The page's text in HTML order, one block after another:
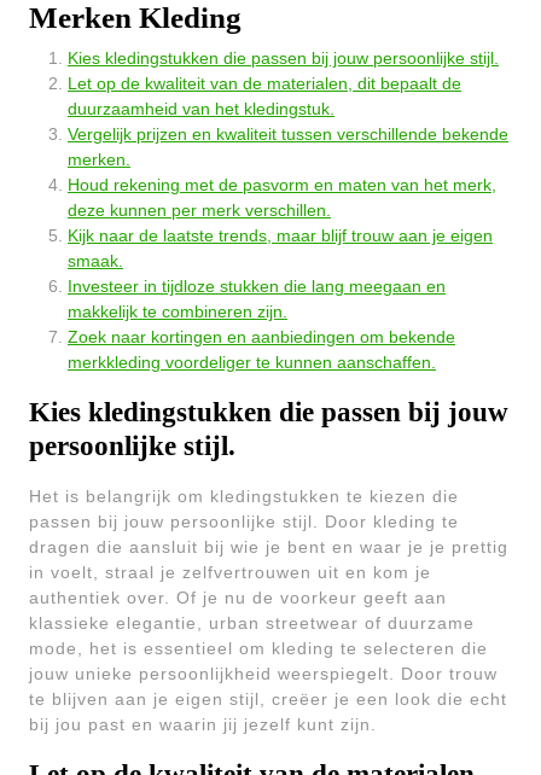
Merken Kleding
Kies kledingstukken die passen bij jouw persoonlijke stijl.
Let op de kwaliteit van de materialen, dit bepaalt de
duurzaamheid van het kledingstuk.
Vergelijk prijzen en kwaliteit tussen verschillende bekende
merken.
Houd rekening met de pasvorm en maten van het merk,
deze kunnen per merk verschillen.
Kijk naar de laatste trends, maar blijf trouw aan je eigen
smaak.
Investeer in tijdloze stukken die lang meegaan en
makkelijk te combineren zijn.
Zoek naar kortingen en aanbiedingen om bekende
merkkleding voordeliger te kunnen aanschaffen.
Kies kledingstukken die passen bij jouw
persoonlijke stijl.
Het is belangrijk om kledingstukken te kiezen die
passen bij jouw persoonlijke stijl. Door kleding te
dragen die aansluit bij wie je bent en waar je je prettig
in voelt, straal je zelfvertrouwen uit en kom je
authentiek over. Of je nu de voorkeur geeft aan
klassieke elegantie, urban streetwear of duurzame
mode, het is essentieel om kleding te selecteren die
jouw unieke persoonlijkheid weerspiegelt. Door trouw
te blijven aan je eigen stijl, creëer je een look die echt
bij jou past en waarin jij jezelf kunt zijn.